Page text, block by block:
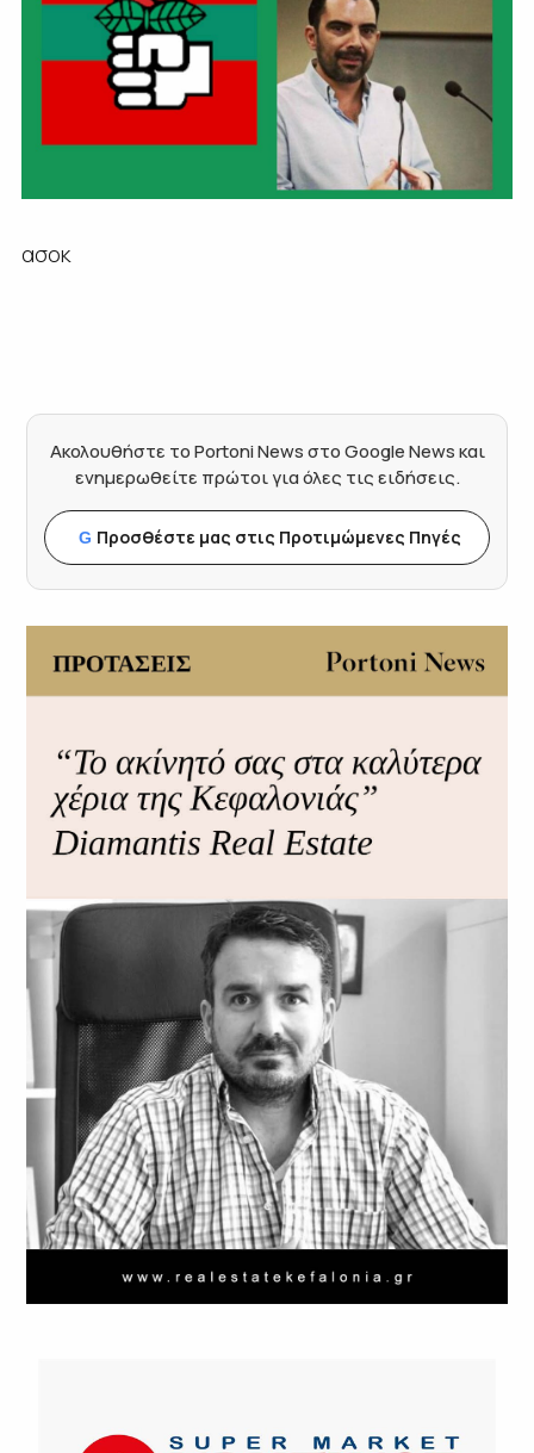
ασοκ
Ακολουθήστε το Portoni News στο Google News και
ενημερωθείτε πρώτοι για όλες τις ειδήσεις.
G Προσθέστε μας στις Προτιμώμενες Πηγές